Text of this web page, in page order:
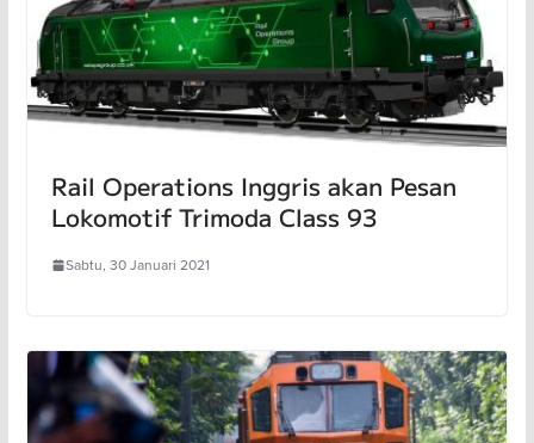
Rail Operations Inggris akan Pesan
Lokomotif Trimoda Class 93
Sabtu, 30 Januari 2021